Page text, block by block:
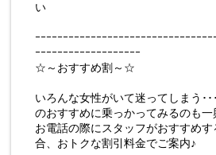
い
ｰｰｰｰｰｰｰｰｰｰｰｰｰｰｰｰｰｰｰｰｰｰｰｰｰｰｰｰｰｰｰ
ｰｰｰｰｰｰｰｰｰｰｰｰｰｰｰｰｰｰｰ
☆～おすすめ割～☆
いろんな女性がいて迷ってしまう･
のおすすめに乗っかってみるのも一
お電話の際にスタッフがおすすめ
合、おトクな割引料金でご案内♪